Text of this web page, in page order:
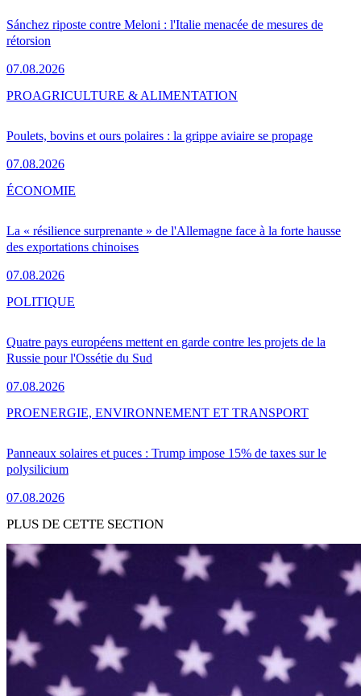
Sánchez riposte contre Meloni : l'Italie menacée de mesures de
rétorsion
07.08.2026
Poulets, bovins et ours polaires : la grippe aviaire se propage
07.08.2026
PROAGRICULTURE & ALIMENTATION
La « résilience surprenante » de l'Allemagne face à la forte hausse
des exportations chinoises
07.08.2026
ÉCONOMIE
Quatre pays européens mettent en garde contre les projets de la
Russie pour l'Ossétie du Sud
07.08.2026
POLITIQUE
Panneaux solaires et puces : Trump impose 15% de taxes sur le
polysilicium
07.08.2026
PROENERGIE, ENVIRONNEMENT ET TRANSPORT
PLUS DE CETTE SECTION